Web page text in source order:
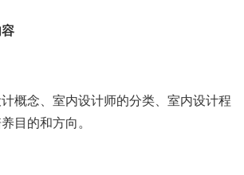
概念、室内设计师的分类、室内设计程
目的和方向。